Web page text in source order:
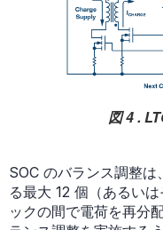
図 4 .
SOC のバランス調整
る最大 12 個（あるい
ックの間で電荷を再分